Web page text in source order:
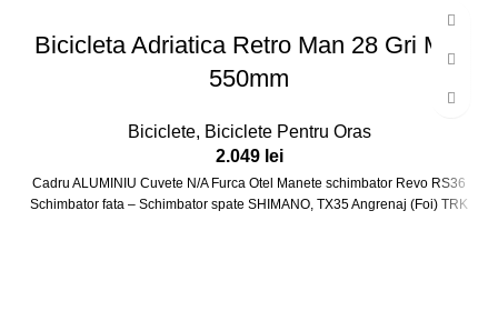
Bicicleta Adriatica Retro Man 28 Gri Mat
550mm
Biciclete, Biciclete Pentru Oras
2.049 lei
Cadru ALUMINIU Cuvete N/A Furca Otel Manete schimbator Revo RS36
Schimbator fata – Schimbator spate SHIMANO, TX35 Angrenaj (Foi) TRK